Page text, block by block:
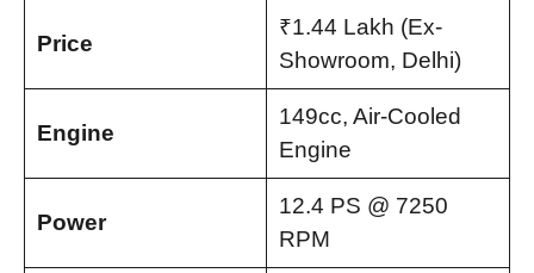
Price
₹1.44 Lakh (Ex-
Showroom, Delhi)
Engine
149cc, Air-Cooled
Engine
Power
12.4 PS @ 7250
RPM